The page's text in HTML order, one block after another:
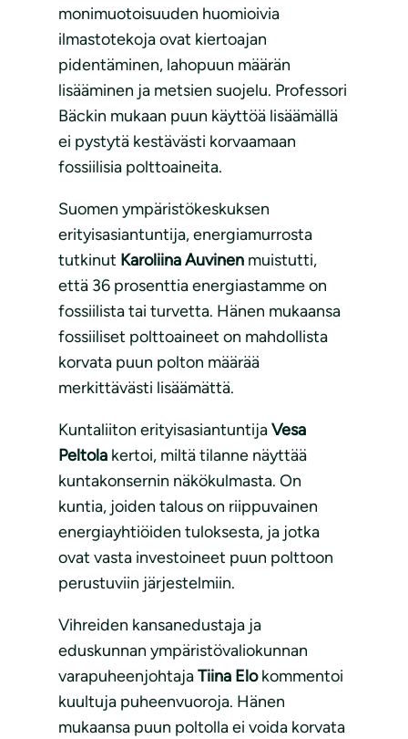
monimuotoisuuden huomioivia
ilmastotekoja ovat kiertoajan
pidentäminen, lahopuun määrän
lisääminen ja metsien suojelu. Professori
Bäckin mukaan puun käyttöä lisäämällä
ei pystytä kestävästi korvaamaan
fossiilisia polttoaineita.
Suomen ympäristökeskuksen
erityisasiantuntija, energiamurrosta
tutkinut Karoliina Auvinen muistutti,
että 36 prosenttia energiastamme on
fossiilista tai turvetta. Hänen mukaansa
fossiiliset polttoaineet on mahdollista
korvata puun polton määrää
merkittävästi lisäämättä.
Kuntaliiton erityisasiantuntijaVesa
Peltola kertoi, miltä tilanne näyttää
kuntakonsernin näkökulmasta. On
kuntia, joiden talous on riippuvainen
energiayhtiöiden tuloksesta, ja jotka
ovat vasta investoineet puun polttoon
perustuviin järjestelmiin.
Vihreiden kansanedustaja ja
eduskunnan ympäristövaliokunnan
varapuheenjohtajaTiina Elokommentoi
kuultuja puheenvuoroja. Hänen
mukaansa puun poltolla ei voida korvata